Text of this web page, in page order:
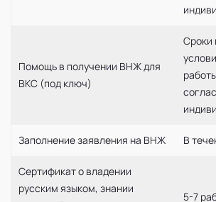
Помощь в получении ВНЖ для
ВКС (под ключ)
Сроки
Заполнение заявления на ВНЖ В
Сертификат о владении
русским языком, знании
5-7